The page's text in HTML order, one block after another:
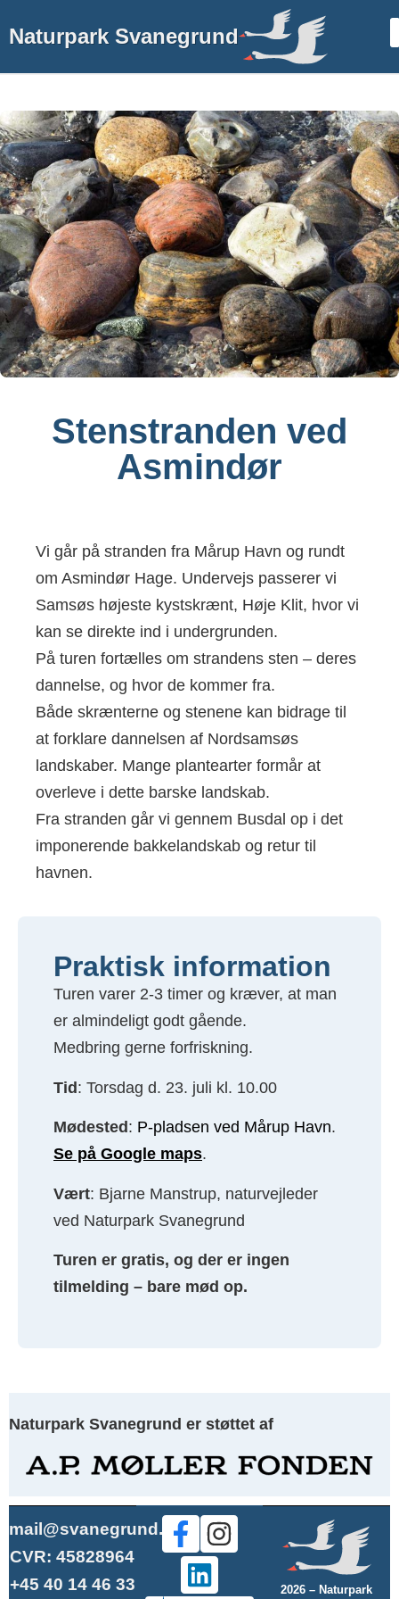
Naturpark Svanegrund
Stenstranden ved
Asmindør
Vi går på stranden fra Mårup Havn og rundt
om Asmindør Hage. Undervejs passerer vi
Samsøs højeste kystskrænt, Høje Klit, hvor vi
kan se direkte ind i undergrunden.
På turen fortælles om strandens sten – deres
dannelse, og hvor de kommer fra.
Både skrænterne og stenene kan bidrage til
at forklare dannelsen af Nordsamsøs
landskaber. Mange plantearter formår at
overleve i dette barske landskab.
Fra stranden går vi gennem Busdal op i det
imponerende bakkelandskab og retur til
havnen.
Praktisk information
Turen varer 2-3 timer og kræver, at man
er almindeligt godt gående.
Medbring gerne forfriskning.
Tid: Torsdag d. 23. juli kl. 10.00
Mødested : P-pladsen ved Mårup Havn.
Se på Google maps.
Vært: Bjarne Manstrup, naturvejleder
ved Naturpark Svanegrund
Turen er gratis, og der er ingen
tilmelding – bare mød op.
Naturpark Svanegrund er støttet af
mail@svanegrund.dk
CVR: 45828964
+45 40 14 46 33
2026 – Naturpark